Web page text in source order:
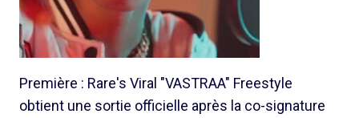
Première : Rare's Viral "VASTRAA" Freestyle
obtient une sortie officielle après la co-signature